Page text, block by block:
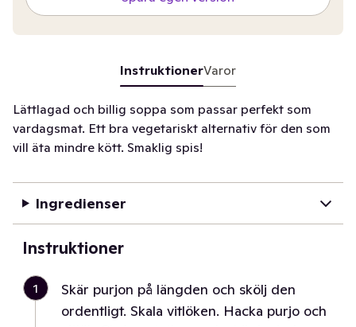
InstruktionerVaror
Lättlagad och billig soppa som passar perfekt som
vardagsmat. Ett bra vegetariskt alternativ för den som
vill äta mindre kött. Smaklig spis!
Ingredienser
Instruktioner
1
Skär purjon på längden och skölj den
ordentligt. Skala vitlöken. Hacka purjo och